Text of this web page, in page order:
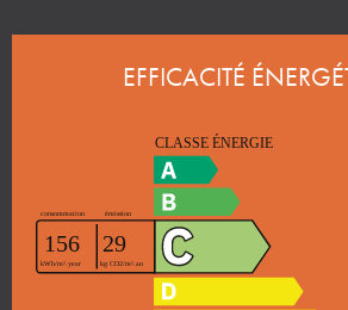
EFFICACITÉ